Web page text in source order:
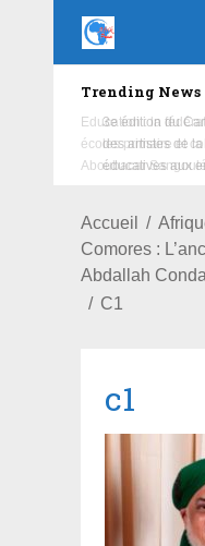
Trending News
Education : la
écoles primaire et
Aboubacar
Accueil
Comores :
Abdallah
C1
c1